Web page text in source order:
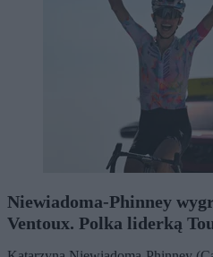
Niewiadoma-Phinney
Ventoux. Polka liderką